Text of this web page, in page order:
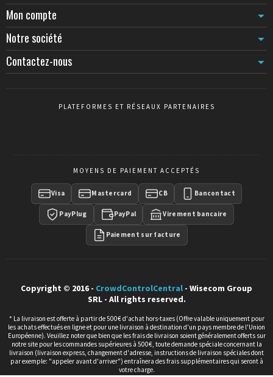
Mon compte
Notre société
Contactez-nous
PLATEFORMES ET RÉSEAUX PARTENAIRES
MOYENS DE PAIEMENT ACCEPTÉS
Visa Mastercard CB Bancontact
PayPlug PayPal Virement bancaire
Paiement sur facture
Copyright © 2016 - CrowdControlCentral - Wisecom Group
SRL - All rights reserved.
* La livraison est offerte à partir de 500€ d'achat hors-taxes (Offre valable uniquement pour
les achats effectués en ligne et pour une livraison à destination d'un pays membre de l'Union
Européenne). Veuillez noter que bien que les frais de livraison soient généralement offerts sur
notre site pour les commandes supérieures à 500€, toute demande spéciale concernant la
livraison (livraison express, changement d'adresse, instructions de livraison spéciales dont
par exemple: "appeler avant d'arriver") entraînera des frais supplémentaires qui seront à
votre charge.